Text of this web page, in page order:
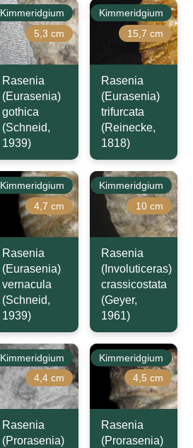
Kimmeridgium
5,3 cm
Rasenia
(Eurasenia)
gothica
(Schneid,
1939)
Kimmeridgium
15,7 cm
Rasenia
(Eurasenia)
trifurcata
(Reinecke,
1818)
Kimmeridgium
4,7 cm
Rasenia
(Eurasenia)
vernacula
(Schneid,
1939)
Kimmeridgium
10 cm
Rasenia
(Involuticeras)
crassicostata
(Geyer,
1961)
Kimmeridgium
4,4 cm
Rasenia
(Prorasenia)
Kimmeridgium
4,5 cm
Rasenia
(Prorasenia)